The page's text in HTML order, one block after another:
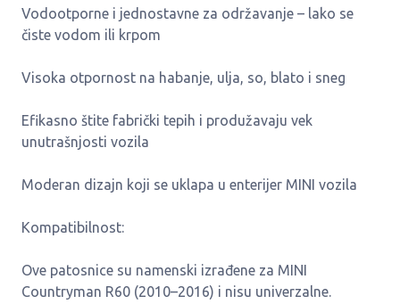
Vodootporne i jednostavne za održavanje – lako se
čiste vodom ili krpom
Visoka otpornost na habanje, ulja, so, blato i sneg
Efikasno štite fabrički tepih i produžavaju vek
unutrašnjosti vozila
Moderan dizajn koji se uklapa u enterijer MINI vozila
Kompatibilnost:
Ove patosnice su namenski izrađene za MINI
Countryman R60 (2010–2016) i nisu univerzalne.